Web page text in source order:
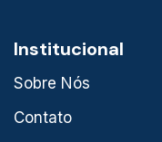
Institucional
Sobre Nós
Contato